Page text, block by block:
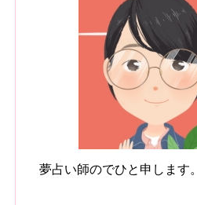
夢占い師のでひと申します。